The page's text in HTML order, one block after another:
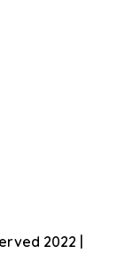
2022 |